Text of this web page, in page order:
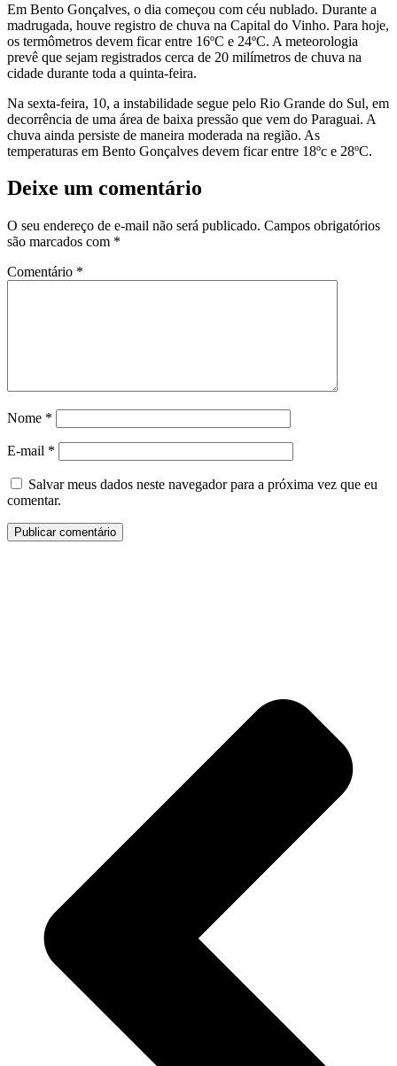
Em Bento Gonçalves, o dia começou com céu nublado. Durante a
madrugada, houve registro de chuva na Capital do Vinho. Para hoje,
os termômetros devem ficar entre 16ºC e 24ºC. A meteorologia
prevê que sejam registrados cerca de 20 milímetros de chuva na
cidade durante toda a quinta-feira.
Na sexta-feira, 10, a instabilidade segue pelo Rio Grande do Sul, em
decorrência de uma área de baixa pressão que vem do Paraguai. A
chuva ainda persiste de maneira moderada na região. As
temperaturas em Bento Gonçalves devem ficar entre 18ºc e 28ºC.
Deixe um comentário
O seu endereço de e-mail não será publicado. Campos obrigatórios
são marcados com *
Comentário *
Nome *
E-mail *
Salvar meus dados neste navegador para a próxima vez que eu
comentar.